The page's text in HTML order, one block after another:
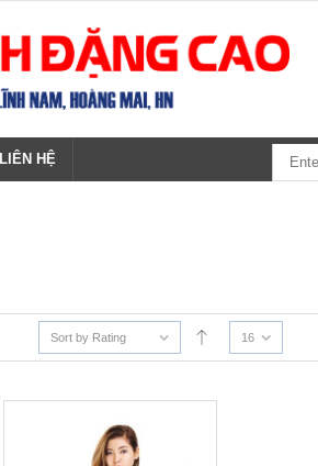
LIÊN HỆ
Sort by Rating 16